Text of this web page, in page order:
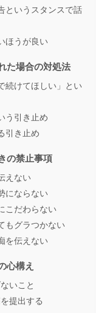
というスタンスで話
ほうが良い
た場合の対処法
続けてほしい」とい
う引き止め
引き止め
の禁止事項
えない
にならない
こだわらない
もグラつかない
を伝えない
心構え
いこと
提出する